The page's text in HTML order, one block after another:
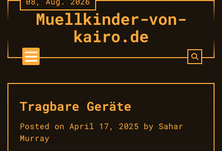
Skip
to
Muellkinder-von-
kairo.de
Tragbare Geräte
Posted on April 17, 2025 by Sahar
Murray